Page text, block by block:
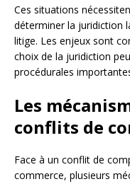
Ces situations
déterminer la juridiction
litige. Les enjeux sont
choix de la juridiction
procédurales
Les
conflits de
Face à un conflit de
commerce, plusieurs